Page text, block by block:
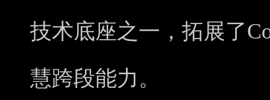
技术底座之一，拓展了
慧跨段能力。